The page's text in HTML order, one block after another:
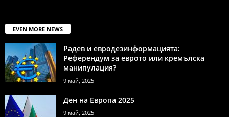
EVEN MORE NEWS
Радев и евродезинформацията:
Референдум за еврото или кремълска
манипулация?
9 май, 2025
Ден на Европа 2025
9 май, 2025